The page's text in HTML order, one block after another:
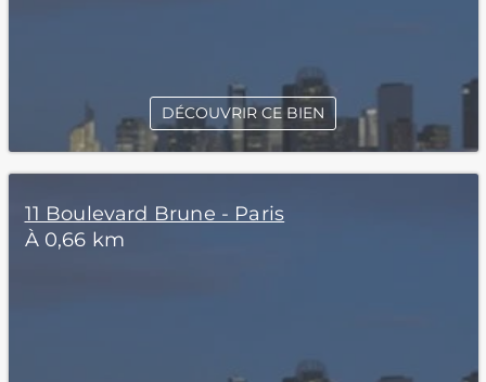
DÉCOUVRIR CE BIEN
11 Boulevard Brune - Paris
À 0,66 km